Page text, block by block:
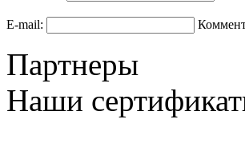
E-mail:
Партнеры
Наши